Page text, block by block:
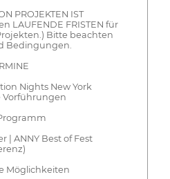
PROJEKTEN IST
LAUFENDE FRISTEN für
Bitte beachten
Bedingungen.
Nights New York
Vorführungen
| ANNY Best of Fest
Möglichkeiten